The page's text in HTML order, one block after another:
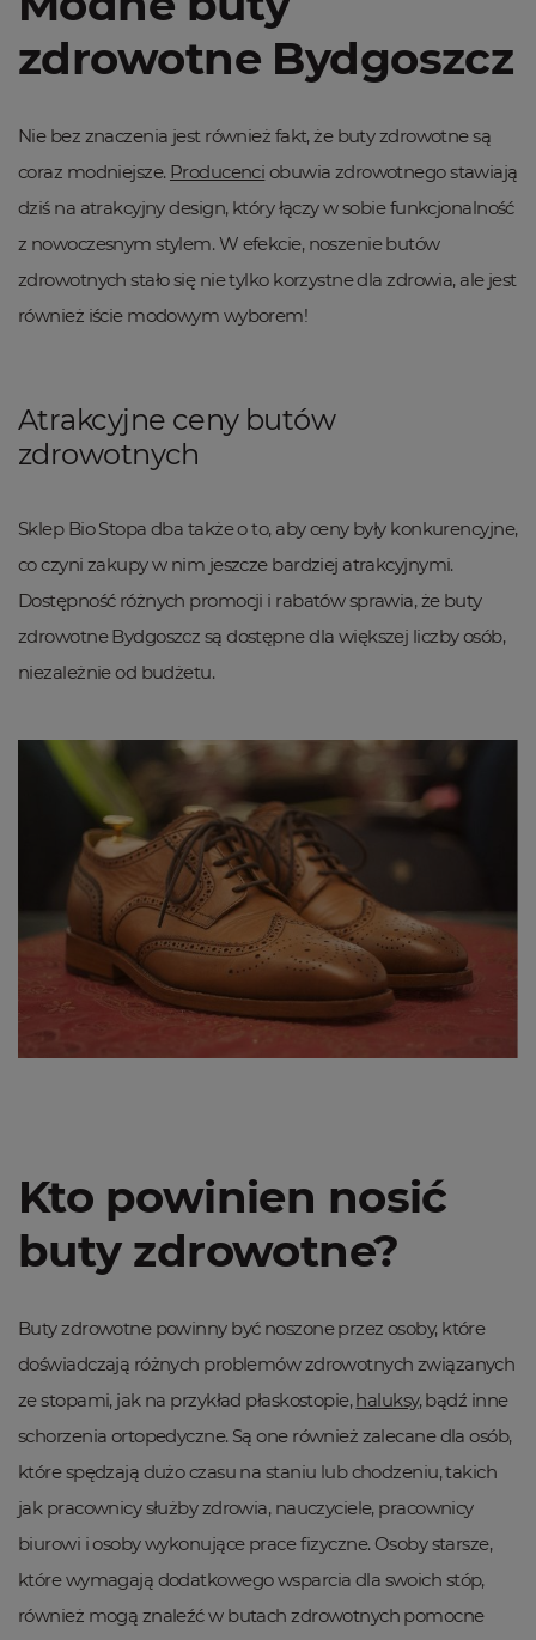
zdrowotne Bydgoszcz
Nie bez znaczenia jest również fakt, że buty zdrowotne są
coraz modniejsze. Producenci obuwia zdrowotnego stawiają
dziś na atrakcyjny design, który łączy w sobie funkcjonalność
z nowoczesnym stylem. W efekcie, noszenie butów
zdrowotnych stało się nie tylko korzystne dla zdrowia, ale jest
również iście modowym wyborem!
Atrakcyjne ceny butów
zdrowotnych
Sklep Bio Stopa dba także o to, aby ceny były konkurencyjne,
co czyni zakupy w nim jeszcze bardziej atrakcyjnymi.
Dostępność różnych promocji i rabatów sprawia, że buty
zdrowotne Bydgoszcz są dostępne dla większej liczby osób,
niezależnie od budżetu.
Kto powinien nosić
buty zdrowotne?
Buty zdrowotne powinny być noszone przez osoby, które
doświadczają różnych problemów zdrowotnych związanych
ze stopami, jak na przykład płaskostopie,haluksy, bądź inne
schorzenia ortopedyczne. Są one również zalecane dla osób,
które spędzają dużo czasu na staniu lub chodzeniu, takich
jak pracownicy służby zdrowia, nauczyciele, pracownicy
biurowi i osoby wykonujące prace fizyczne. Osoby starsze,
które wymagają dodatkowego wsparcia dla swoich stóp,
również mogą znaleźć w butach zdrowotnych pomocne